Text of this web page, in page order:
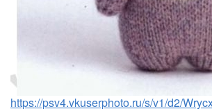
https://psv4.vkuserphoto.ru/s/v1/d2/